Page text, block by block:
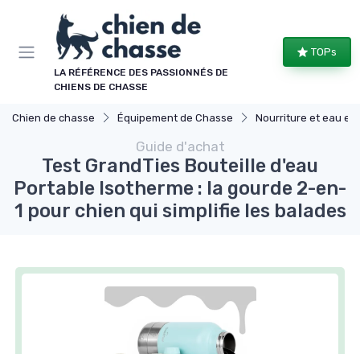
LA RÉFÉRENCE DES PASSIONNÉS DE
CHIENS DE CHASSE
TOPs
Chien de chasse Équipement de Chasse Nourriture et eau en
Guide d'achat
Test GrandTies Bouteille d'eau
Portable Isotherme : la gourde 2-en-
1 pour chien qui simplifie les balades
Panneau de gestion des cookies